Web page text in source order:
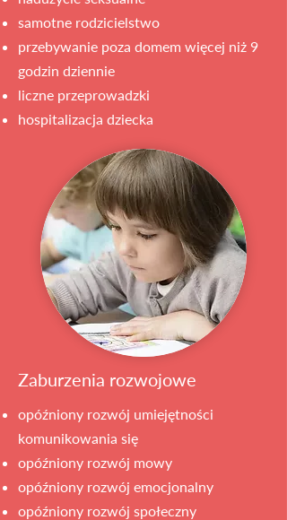
samotne rodzicielstwo
przebywanie poza domem więcej niż 9
godzin dziennie
liczne przeprowadzki
hospitalizacja dziecka
Zaburzenia rozwojowe
opóźniony rozwój umiejętności
komunikowania się
opóźniony rozwój mowy
opóźniony rozwój emocjonalny
opóźniony rozwój społeczny